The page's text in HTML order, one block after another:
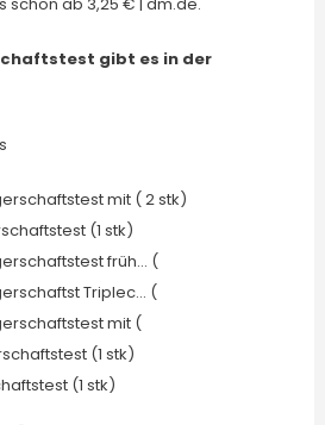
gibt es in der
mit ( 2 stk)
(1 stk)
früh… (
Triplec… (
mit (
(1 stk)
(1 stk)